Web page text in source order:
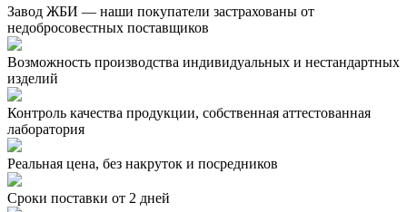
Завод ЖБИ — наши покупатели застрахованы от
недобросовестных поставщиков
Возможность производства индивидуальных и нестандартных
изделий
Контроль качества продукции, собственная аттестованная
лаборатория
Реальная цена, без накруток и посредников
Сроки поставки от 2 дней